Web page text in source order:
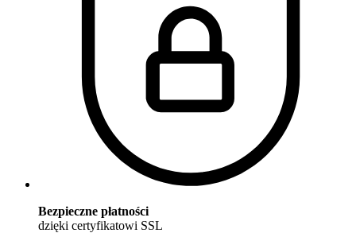
Bezpieczne płatności
dzięki certyfikatowi SSL